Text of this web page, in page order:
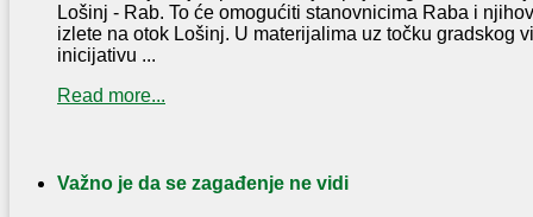
Lošinj - Rab. To će omogućiti stanovnicima Raba i
izlete na otok Lošinj. U materijalima uz točku gradskog
inicijativu ...
Read more...
Važno je da se zagađenje ne vidi